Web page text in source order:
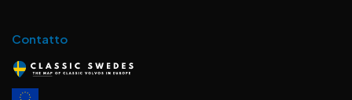
Contatto